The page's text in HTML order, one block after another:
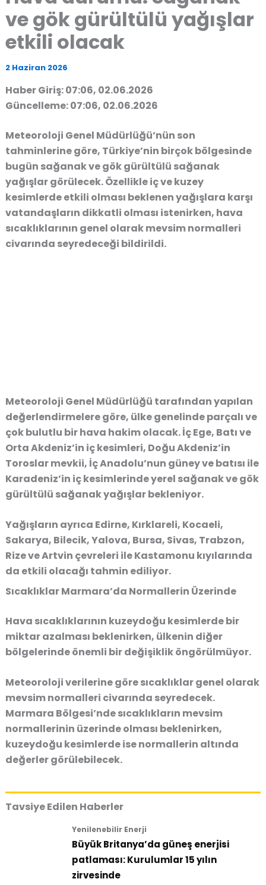
ve gök gürültülü yağışlar
etkili olacak
2 Haziran 2026
Haber Giriş: 07:06, 02.06.2026
Güncelleme: 07:06, 02.06.2026
Meteoroloji Genel Müdürlüğü’nün son
tahminlerine göre, Türkiye’nin birçok bölgesinde
bugün sağanak ve gök gürültülü sağanak
yağışlar görülecek. Özellikle iç ve kuzey
kesimlerde etkili olması beklenen yağışlara karşı
vatandaşların dikkatli olması istenirken, hava
sıcaklıklarının genel olarak mevsim normalleri
civarında seyredeceği bildirildi.
Meteoroloji Genel Müdürlüğü tarafından yapılan
değerlendirmelere göre, ülke genelinde parçalı ve
çok bulutlu bir hava hakim olacak. İç Ege, Batı ve
Orta Akdeniz’in iç kesimleri, Doğu Akdeniz’in
Toroslar mevkii, İç Anadolu’nun güney ve batısı ile
Karadeniz’in iç kesimlerinde yerel sağanak ve gök
gürültülü sağanak yağışlar bekleniyor.
Yağışların ayrıca Edirne, Kırklareli, Kocaeli,
Sakarya, Bilecik, Yalova, Bursa, Sivas, Trabzon,
Rize ve Artvin çevreleri ile Kastamonu kıyılarında
da etkili olacağı tahmin ediliyor.
Sıcaklıklar Marmara’da Normallerin Üzerinde
Hava sıcaklıklarının kuzeydoğu kesimlerde bir
miktar azalması beklenirken, ülkenin diğer
bölgelerinde önemli bir değişiklik öngörülmüyor.
Meteoroloji verilerine göre sıcaklıklar genel olarak
mevsim normalleri civarında seyredecek.
Marmara Bölgesi’nde sıcaklıkların mevsim
normallerinin üzerinde olması beklenirken,
kuzeydoğu kesimlerde ise normallerin altında
değerler görülebilecek.
Tavsiye Edilen Haberler
Yenilenebilir Enerji
Büyük Britanya’da güneş enerjisi
patlaması: Kurulumlar 15 yılın
zirvesinde